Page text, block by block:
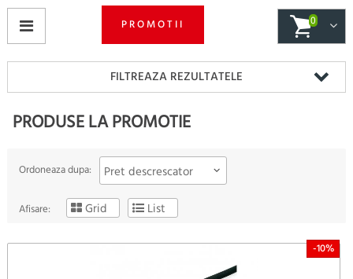
PROMOTII 0
FILTREAZA REZULTATELE
PRODUSE LA PROMOTIE
Ordoneaza dupa: Pret descrescator
Afisare: Grid List
-10%